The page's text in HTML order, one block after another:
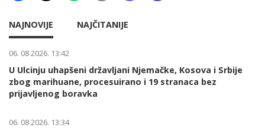
NAJNOVIJE NAJČITANIJE
06. 08 2026. 13:42
U Ulcinju uhapšeni državljani Njemačke, Kosova i Srbije
zbog marihuane, procesuirano i 19 stranaca bez
prijavljenog boravka
06. 08 2026. 13:34